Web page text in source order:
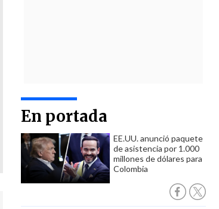
En portada
EE.UU. anunció paquete
de asistencia por 1.000
millones de dólares para
Colombia